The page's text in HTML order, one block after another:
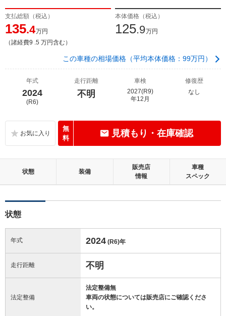
支払総額（税込）
135.4万円
（諸経費9 .5 万円含む）
本体価格（税込）
125.9万円
この車種の相場価格（平均本体価格：99万円）
年式
2024
(R6)
走行距離
不明
車検
2027(R9)
年12月
修復歴
なし
無
料
見積もり・在庫確認
状態 装備
販売店
情報
車種
スペック
状態
年式 2024 (R6)年
走行距離 不明
法定整備
法定整備無
車両の状態については販売店にご確認くださ
い。